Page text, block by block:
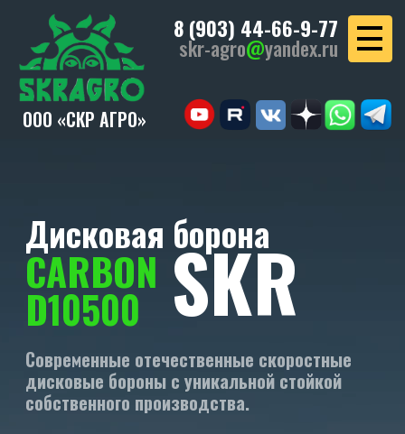
8 (903) 44-66-9-77
skr-agro@ yandex.ru
ООО «СКР АГРО»
SKR
Современные отечественные скоростные
дисковые бороны с уникальной стойкой
собственного производства.
D10500
УЗНАТЬ СТОИМОСТЬ СКАЧАТЬ КП